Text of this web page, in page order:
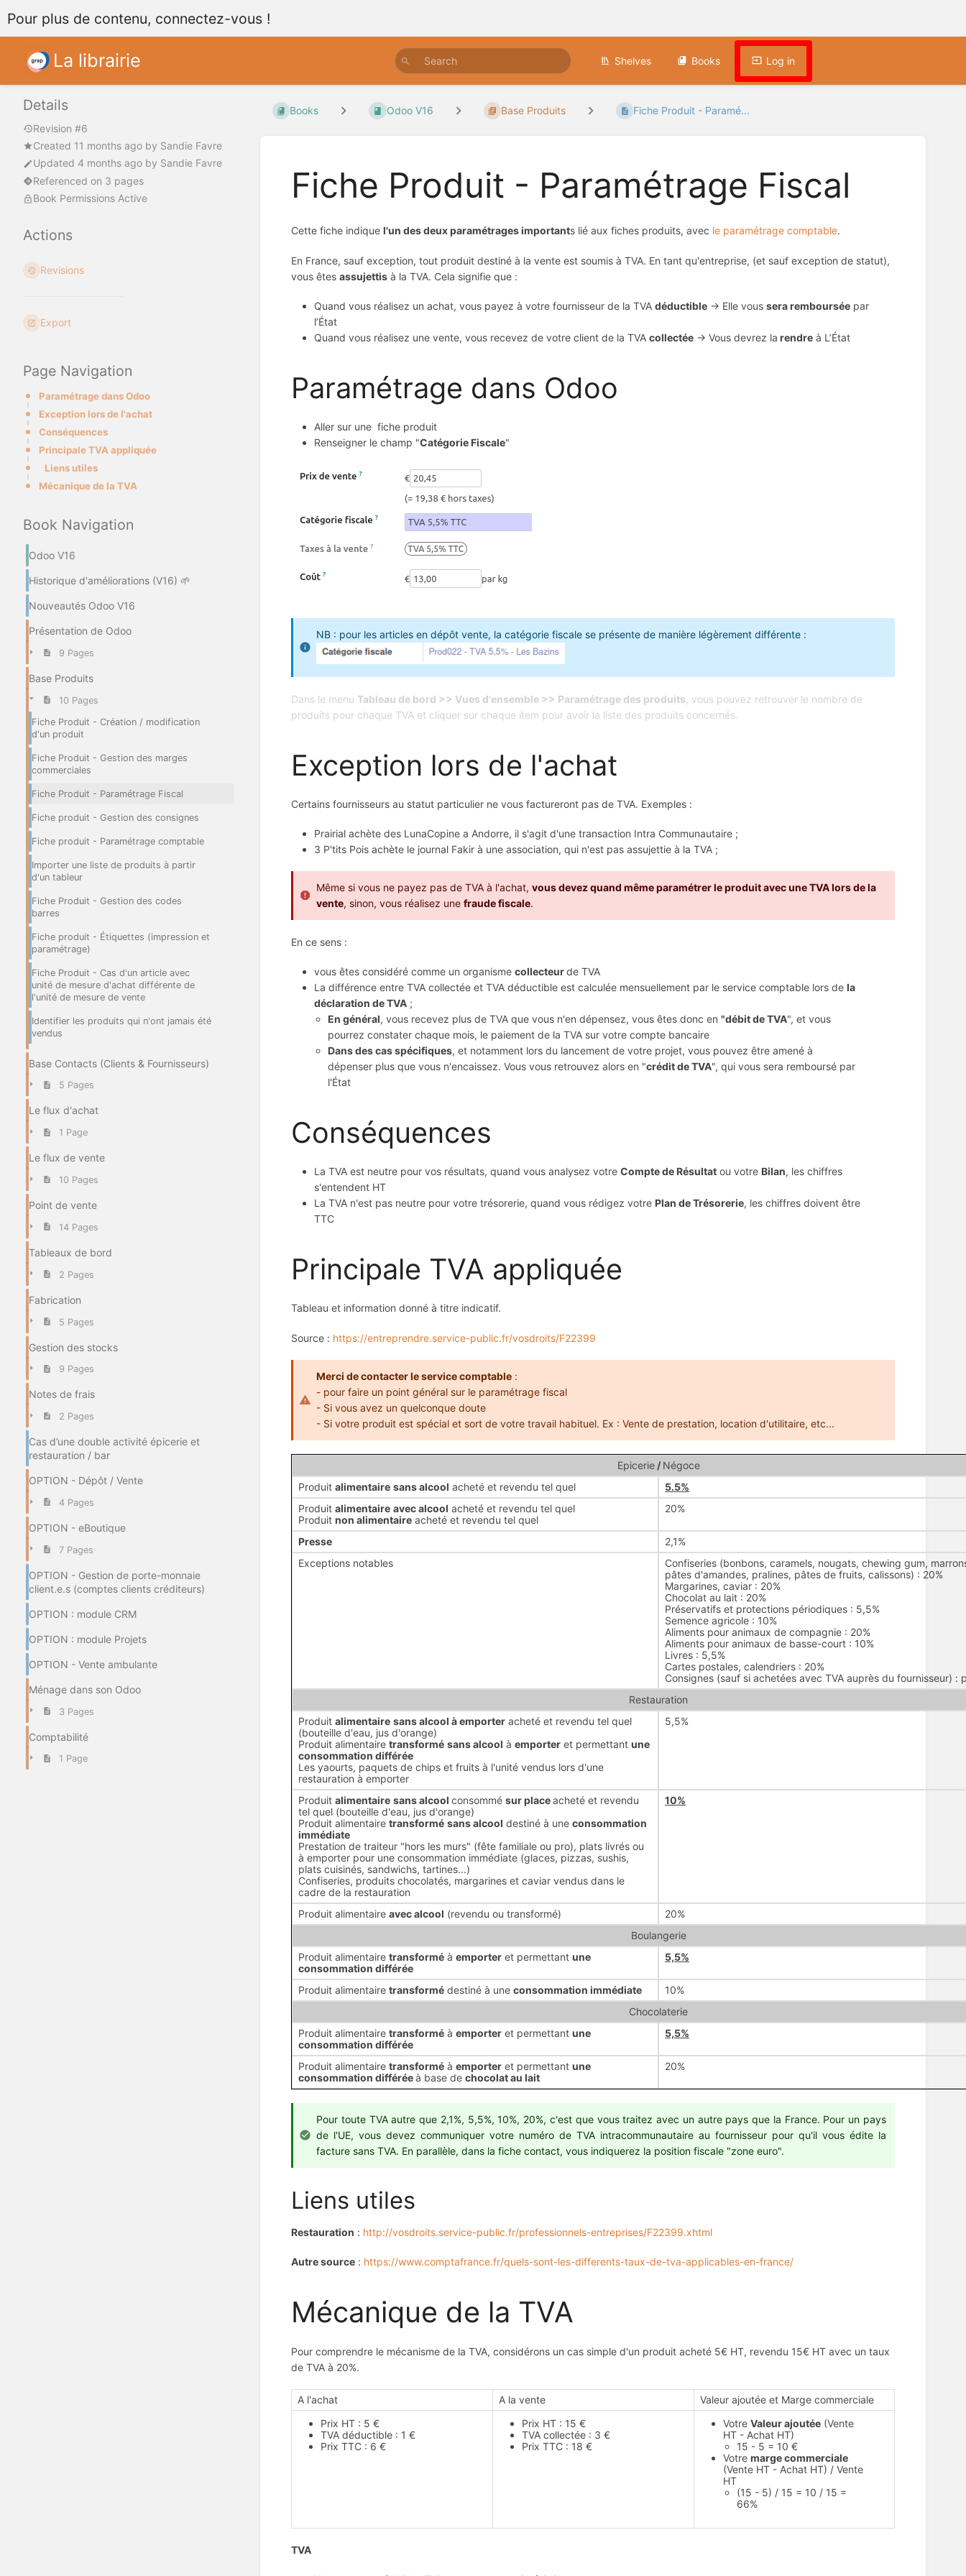
Pour plus de contenu, connectez-vous !
La librairie Shelves Books Log in
Details
Revision #6
Created 11 months ago by Sandie Favre
Updated 4 months ago by Sandie Favre
Referenced on 3 pages
Book Permissions Active
Actions
Revisions
Export
Page Navigation
Paramétrage dans Odoo
Exception lors de l'achat
Conséquences
Principale TVA appliquée
Liens utiles
Mécanique de la TVA
Book Navigation
Odoo V16
Historique d'améliorations (V16) 🌱
Nouveautés Odoo V16
Présentation de Odoo
9 Pages
Base Produits
10 Pages
Fiche Produit - Création / modification
d'un produit
Fiche Produit - Gestion des marges
commerciales
Fiche Produit - Paramétrage Fiscal
Fiche produit - Gestion des consignes
Fiche produit - Paramétrage comptable
Importer une liste de produits à partir
d'un tableur
Fiche Produit - Gestion des codes
barres
Fiche produit - Étiquettes (impression et
paramétrage)
Fiche Produit - Cas d'un article avec
unité de mesure d'achat différente de
l'unité de mesure de vente
Identifier les produits qui n'ont jamais été
vendus
Base Contacts (Clients & Fournisseurs)
5 Pages
Le flux d'achat
1 Page
Le flux de vente
10 Pages
Point de vente
14 Pages
Tableaux de bord
2 Pages
Fabrication
5 Pages
Gestion des stocks
9 Pages
Notes de frais
2 Pages
Cas d’une double activité épicerie et
restauration / bar
OPTION - Dépôt / Vente
4 Pages
OPTION - eBoutique
7 Pages
OPTION - Gestion de porte-monnaie
client.e.s (comptes clients créditeurs)
OPTION : module CRM
OPTION : module Projets
OPTION - Vente ambulante
Ménage dans son Odoo
3 Pages
Comptabilité
1 Page
Books Odoo V16 Base Produits Fiche Produit - Paramé...
Fiche Produit - Paramétrage Fiscal
Cette fiche indique l'un des deux paramétrages importants lié aux fiches produits, avec le paramétrage comptable.
En France, sauf exception, tout produit destiné à la vente est soumis à TVA. En tant qu'entreprise, (et sauf exception de statut),
vous êtes assujettis à la TVA. Cela signifie que :
Quand vous réalisez un achat, vous payez à votre fournisseur de la TVA déductible -> Elle vous sera remboursée par
l’État
Quand vous réalisez une vente, vous recevez de votre client de la TVA collectée -> Vous devrez la rendre à L’État
Paramétrage dans Odoo
Aller sur une fiche produit
Renseigner le champ "Catégorie Fiscale"
NB : pour les articles en dépôt vente, la catégorie fiscale se présente de manière légèrement différente :
Dans le menu Tableau de bord >> Vues d'ensemble >> Paramétrage des produits , vous pouvez retrouver le nombre de
produits pour chaque TVA et cliquer sur chaque item pour avoir la liste des produits concernés.
Exception lors de l'achat
Certains fournisseurs au statut particulier ne vous factureront pas de TVA. Exemples :
Prairial achète des LunaCopine a Andorre, il s'agit d'une transaction Intra Communautaire ;
3 P'tits Pois achète le journal Fakir à une association, qui n'est pas assujettie à la TVA ;
Même si vous ne payez pas de TVA à l'achat, vous devez quand même paramétrer le produit avec une TVA lors de la
vente, sinon, vous réalisez une fraude fiscale.
En ce sens :
vous êtes considéré comme un organisme collecteurde TVA
La différence entre TVA collectée et TVA déductible est calculée mensuellement par le service comptable lors de la
déclaration de TVA ;
En général, vous recevez plus de TVA que vous n'en dépensez, vous êtes donc en"débit de TVA", et vous
pourrez constater chaque mois, le paiement de la TVA sur votre compte bancaire
Dans des cas spécifiques, et notamment lors du lancement de votre projet, vous pouvez être amené à
dépenser plus que vous n'encaissez. Vous vous retrouvez alors en "crédit de TVA", qui vous sera remboursé par
l'État
Conséquences
La TVA est neutre pour vos résultats, quand vous analysez votre Compte de Résultat ou votre Bilan, les chiffres
s'entendent HT
La TVA n'est pas neutre pour votre trésorerie, quand vous rédigez votre Plan de Trésorerie, les chiffres doivent être
TTC
Principale TVA appliquée
Tableau et information donné à titre indicatif.
Source : https://entreprendre.service-public.fr/vosdroits/F22399
Merci de contacter le service comptable :
- pour faire un point général sur le paramétrage fiscal
- Si vous avez un quelconque doute
- Si votre produit est spécial et sort de votre travail habituel. Ex : Vente de prestation, location d'utilitaire, etc...
Epicerie/ Négoce
Produit alimentaire sans alcool acheté et revendu tel quel
5.5%
Produit alimentaire avec alcool acheté et revendu tel quel
Produit non alimentaire acheté et revendu tel quel
20%
Presse
2,1%
Exceptions notables
Confiseries (bonbons, caramels, nougats, chewing gum,
pâtes d'amandes, pralines, pâtes de fruits, calissons) : 20%
Margarines, caviar : 20%
Chocolat au lait : 20%
Préservatifs et protections périodiques : 5,5%
Semence agricole : 10%
Aliments pour animaux de compagnie : 20%
Aliments pour animaux de basse-court : 10%
Livres : 5,5%
Cartes postales, calendriers : 20%
Consignes (sauf si achetées avec TVA auprès du fournisseur) :
Restauration
Produit alimentaire sans alcool à emporter acheté et revendu tel quel
(bouteille d'eau, jus d'orange)
Produit alimentaire transformé sans alcool à emporter et permettant une
consommation différée
Les yaourts, paquets de chips et fruits à l'unité vendus lors d'une
restauration à emporter
5,5%
Produit alimentaire sans alcool consommé sur placeacheté et revendu
tel quel (bouteille d'eau, jus d'orange)
Produit alimentaire transformé sans alcool destiné à une consommation
immédiate
Prestation de traiteur "hors les murs" (fête familiale ou pro), plats livrés ou
à emporter pour une consommation immédiate (glaces, pizzas, sushis,
plats cuisinés, sandwichs, tartines...)
Confiseries, produits chocolatés, margarines et caviar vendus dans le
cadre de la restauration
10%
Produit alimentaire avec alcool (revendu ou transformé)
20%
Boulangerie
Produit alimentaire transformé à emporter et permettant une
consommation différée
5,5%
Produit alimentaire transformé destiné à une consommation immédiate
10%
Chocolaterie
Produit alimentaire transformé à emporter et permettant une
consommation différée
5,5%
Produit alimentaire transformé à emporter et permettant une
consommation différéeà base de chocolat au lait
20%
Pour toute TVA autre que 2,1%, 5,5%, 10%, 20%, c'est que vous traitez avec un autre pays que la France. Pour un pays
de l'UE, vous devez communiquer votre numéro de TVA intracommunautaire au fournisseur pour qu'il vous édite la
facture sans TVA. En parallèle, dans la fiche contact, vous indiquerez la position fiscale "zone euro".
Liens utiles
Restauration : http://vosdroits.service-public.fr/professionnels-entreprises/F22399.xhtml
Autre source : https://www.comptafrance.fr/quels-sont-les-differents-taux-de-tva-applicables-en-france/
Mécanique de la TVA
Pour comprendre le mécanisme de la TVA, considérons un cas simple d'un produit acheté 5€ HT, revendu 15€ HT avec un taux
de TVA à 20%.
A l'achat A la vente
Valeur ajoutée et Marge commerciale
Prix HT : 5 €
TVA déductible : 1 €
Prix TTC : 6 €
Prix HT : 15 €
TVA collectée : 3 €
Prix TTC : 18 €
Votre Valeur ajoutée (Vente
HT - Achat HT)
15 - 5 = 10 €
Votre marge commerciale
(Vente HT - Achat HT) / Vente
HT
(15 - 5) / 15 = 10 / 15 =
66%
TVA